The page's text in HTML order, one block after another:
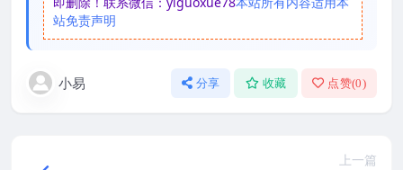
站免责声明
小易 分享 收藏 点赞(0)
上一篇